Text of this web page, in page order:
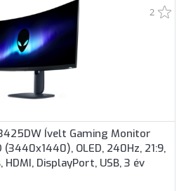
2
Ívelt Gaming Monitor
(3440x1440), OLED, 240Hz, 21:9,
DisplayPort, USB, 3 év